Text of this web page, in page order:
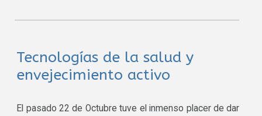
Tecnologías de la salud y
envejecimiento activo
El pasado 22 de Octubre tuve el inmenso placer de dar